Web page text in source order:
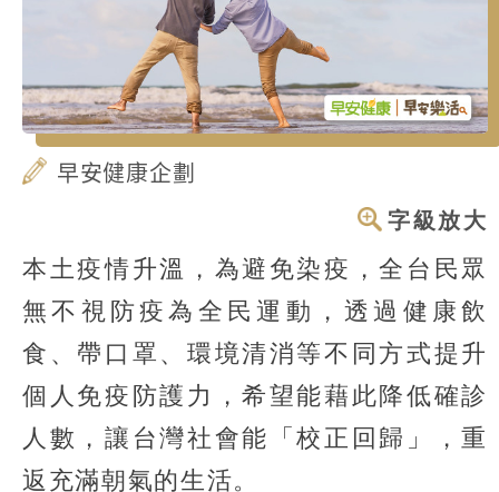
早安健康企劃
字級放大
本土疫情升溫，為避免染疫，全台民眾
無不視防疫為全民運動，透過健康飲
食、帶口罩、環境清消等不同方式提升
個人免疫防護力，希望能藉此降低確診
人數，讓台灣社會能「校正回歸」，重
返充滿朝氣的生活。